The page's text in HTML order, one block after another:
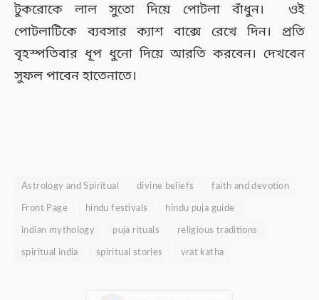
টুকরোকে লাল সুতো দিয়ে পোটলা বাঁধুন। ওই
পোটলাটিকে ব্যবসার ক্যাশ বাক্সে রেখে দিন। প্রতি
বৃহস্পতিবার ধূপ ধুনো দিয়ে আরতি করবেন। দেখবেন
সুফল পাবেন হাতেনাতে।
Astrology and Spiritual divine beliefs faith and devotion
Front Page hindu festivals hindu puja guide
indian mythology puja rituals religious traditions
spiritual india spiritual stories vrat katha